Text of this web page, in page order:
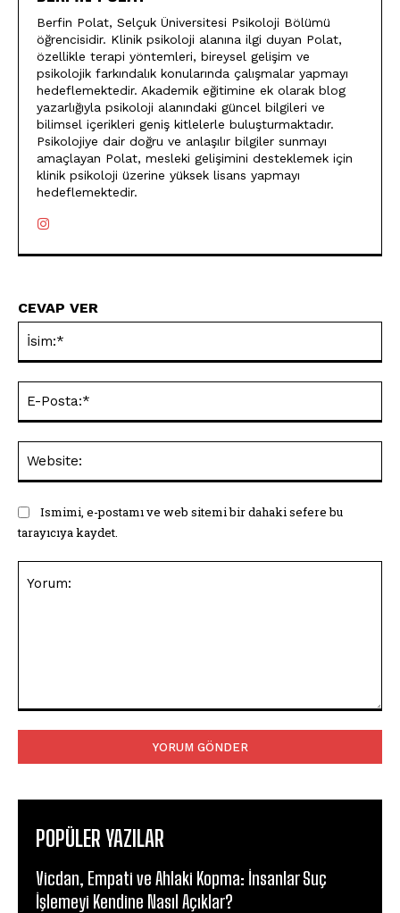
Berfin Polat, Selçuk Üniversitesi Psikoloji Bölümü
öğrencisidir. Klinik psikoloji alanına ilgi duyan Polat,
özellikle terapi yöntemleri, bireysel gelişim ve
psikolojik farkındalık konularında çalışmalar yapmayı
hedeflemektedir. Akademik eğitimine ek olarak blog
yazarlığıyla psikoloji alanındaki güncel bilgileri ve
bilimsel içerikleri geniş kitlelerle buluşturmaktadır.
Psikolojiye dair doğru ve anlaşılır bilgiler sunmayı
amaçlayan Polat, mesleki gelişimini desteklemek için
klinik psikoloji üzerine yüksek lisans yapmayı
hedeflemektedir.
CEVAP VER
Ismimi, e-postamı ve web sitemi bir dahaki sefere bu
tarayıcıya kaydet.
POPÜLER YAZILAR
Vicdan, Empati ve Ahlaki Kopma: İnsanlar Suç
İşlemeyi Kendine Nasıl Açıklar?